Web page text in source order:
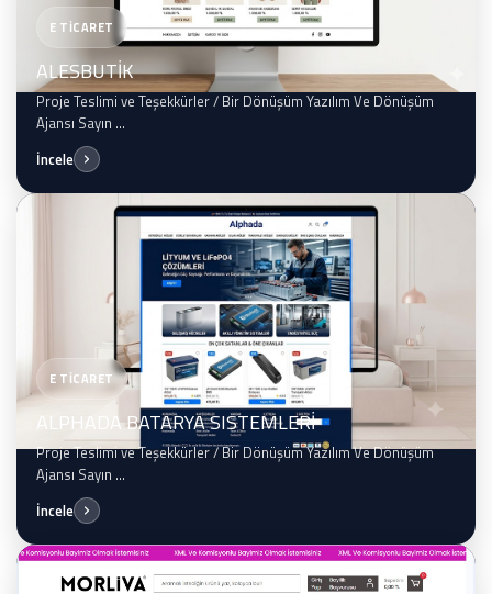
E TİCARET
ALESBUTİK
Proje Teslimi ve Teşekkürler / Bir Dönüşüm Yazılım Ve Dönüşüm
Ajansı Sayın ...
İncele
E TİCARET
ALPHADA BATARYA SISTEMLERİ
Proje Teslimi ve Teşekkürler / Bir Dönüşüm Yazılım Ve Dönüşüm
Ajansı Sayın ...
İncele